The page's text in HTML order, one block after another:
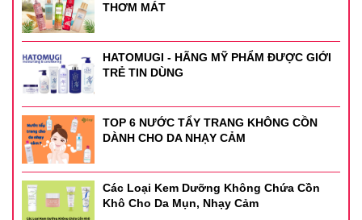
THƠM MÁT
HATOMUGI - HÃNG MỸ PHẨM ĐƯỢC GIỚI
TRẺ TIN DÙNG
TOP 6 NƯỚC TẨY TRANG KHÔNG CỒN
DÀNH CHO DA NHẠY CẢM
Các Loại Kem Dưỡng Không Chứa Cồn
Khô Cho Da Mụn, Nhạy Cảm